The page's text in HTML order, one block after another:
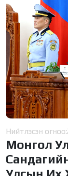
Нийтлэсэн огноо:
Монгол